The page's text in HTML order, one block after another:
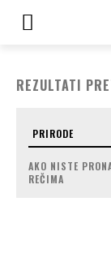
REZULTATI
AKO NISTE
REČIMA